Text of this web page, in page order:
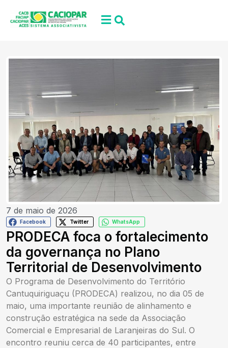
7 de maio de 2026
Facebook Twitter WhatsApp
PRODECA foca o fortalecimento
da governança no Plano
Territorial de Desenvolvimento
O Programa de Desenvolvimento do Território
Cantuquiriguaçu (PRODECA) realizou, no dia 05 de
maio, uma importante reunião de alinhamento e
construção estratégica na sede da Associação
Comercial e Empresarial de Laranjeiras do Sul. O
encontro reuniu cerca de 40 participantes, entre